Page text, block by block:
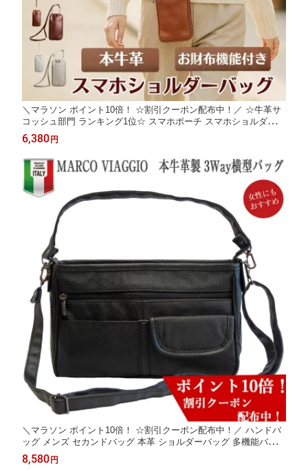
＼マラソン ポイント10倍！ ☆割引クーポン配布中！／ ☆牛革サ
コッシュ部門 ランキング1位☆ スマホポーチ スマホショルダー
ショルダーポーチ サコッシュ メンズ 本牛革 レディース 斜めがけ
かわいい おしゃれ バッグ ミニショルダー レザー ショルダー お
財布ショルダー
6,380円
＼マラソン ポイント10倍！ ☆割引クーポン配布中！／ ハンドバ
ッグ メンズ セカンドバッグ 本革 ショルダーバッグ 多機能バッグ
レザー 牛革 3Way 多機能ショルダーバッグ レザーバッグ レディ
ース イタリア 斜めがけ レディースバッグ 3wayバッグ 軽い 送料
8,580円